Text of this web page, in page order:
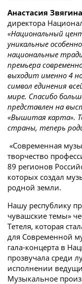
Анастасия Звягина
директора
«Национальный
уникальные
национальные
премьера
выходит именно 4
символ единения
мире. Спасибо
представлен на
«Вышитая карта».
страны, теперь
«Современная
творчество
89 регионов
которых создал
родной земли.
Нашу республику
чувашские темы»
Тетеля, которая
для Современной
гала-концерта в
прозвучала среди
исполнении
Музыкальное